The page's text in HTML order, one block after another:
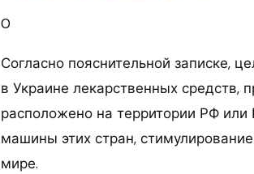
0
Согласно пояснительной записке,
в Украине лекарственных средств,
расположено на территории РФ
машины этих стран,
мире.